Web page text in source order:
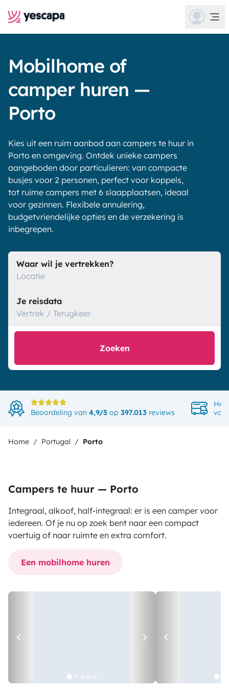
Mobilhome of
camper huren —
Porto
Kies uit een ruim aanbod aan campers te huur in
Porto en omgeving. Ontdek unieke campers
aangeboden door particulieren: van compacte
busjes voor 2 personen, perfect voor koppels,
tot ruime campers met 6 slaapplaatsen, ideaal
voor gezinnen. Flexibele annulering,
budgetvriendelijke opties en de verzekering is
inbegrepen.
Waar wil je vertrekken?
Locatie
Je reisdata
Vertrek / Terugkeer
Zoeken
Beoordeling van 4,9/5 op 397.013 reviews
Het
van
Home Portugal Porto
Campers te huur — Porto
Integraal, alkoof, half-integraal: er is een camper voor
iedereen. Of je nu op zoek bent naar een compact
voertuig of naar ruimte en extra comfort.
Een mobilhome huren